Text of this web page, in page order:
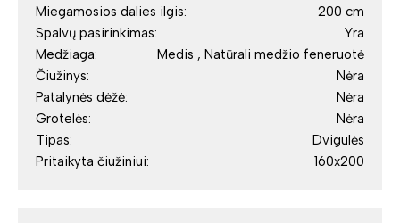
Miegamosios dalies ilgis:
200 cm
Spalvų pasirinkimas:
Yra
Medžiaga:
Medis , Natūrali medžio feneruotė
Čiužinys:
Nėra
Patalynės dėžė:
Nėra
Grotelės:
Nėra
Tipas:
Dvigulės
Pritaikyta čiužiniui:
160x200